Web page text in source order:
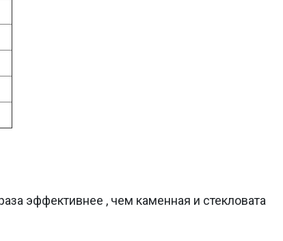
эффективнее , чем каменная и стекловата